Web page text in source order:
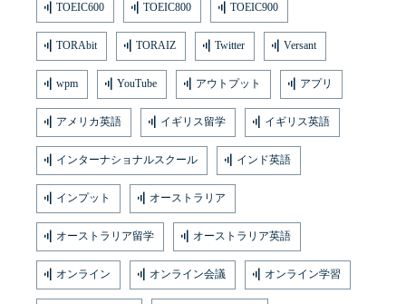
TOEIC600 TOEIC800 TOEIC900
TORAbit TORAIZ Twitter Versant
wpm YouTube アウトプット アプリ
アメリカ英語 イギリス留学 イギリス英語
インターナショナルスクール インド英語
インプット オーストラリア
オーストラリア留学 オーストラリア英語
オンライン オンライン会議 オンライン学習